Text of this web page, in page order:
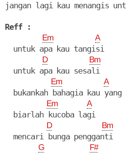
jangan lagi kau menangis
Reff :
Em A
  untuk apa kau tangisi
D Bm
  untuk apa kau sesali
Em A
bukankah bahagia kau yang
Em A
  biarlah kucoba lagi
D Bm
  mencari bunga pengganti
G F#